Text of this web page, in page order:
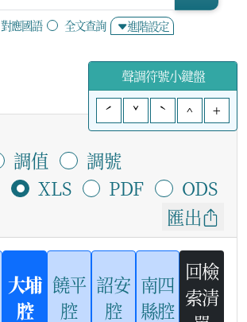
對應國語 全文查詢 進階設定
聲調符號小鍵盤
ˊ
ˇ ˋ ^ +
調值
調號
XLS
PDF
ODS
匯出
大埔
腔
饒平
腔
詔安
腔
南四
縣腔
回檢
索清